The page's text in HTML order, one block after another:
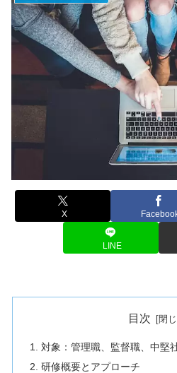
X
LINE
目次
対象：管理職、監督職、中堅
研修概要とアプローチ